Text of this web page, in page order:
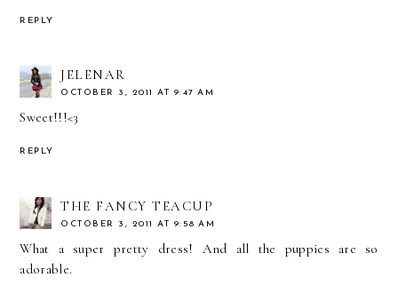
REPLY
JELENAR
OCTOBER 3, 2011 AT 9:47 AM
Sweet!!!<3
REPLY
THE FANCY TEACUP
OCTOBER 3, 2011 AT 9:58 AM
What a super pretty dress! And all the puppies are so
adorable.